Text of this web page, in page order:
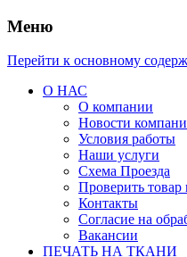
Меню
Перейти к основному
О НАС
О компании
Новости
Условия работы
Наши услуги
Схема Проезда
Проверить товар
Контакты
Согласие на
Вакансии
ПЕЧАТЬ НА ТКАНИ